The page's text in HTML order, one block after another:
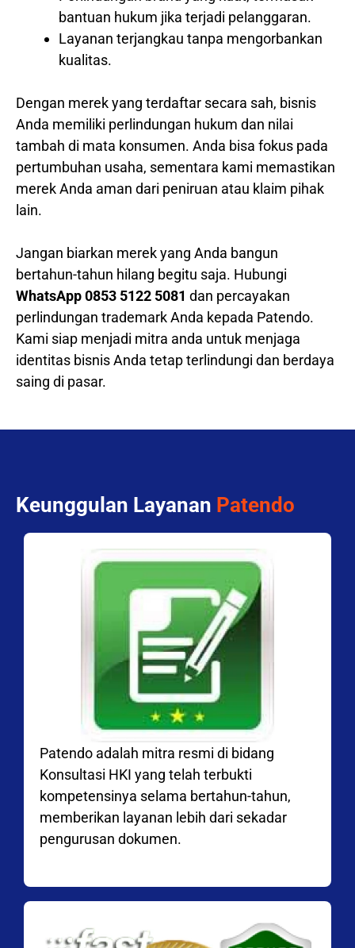
bantuan hukum jika terjadi pelanggaran.
Layanan terjangkau tanpa mengorbankan
kualitas.
Dengan merek yang terdaftar secara sah, bisnis
Anda memiliki perlindungan hukum dan nilai
tambah di mata konsumen. Anda bisa fokus pada
pertumbuhan usaha, sementara kami memastikan
merek Anda aman dari peniruan atau klaim pihak
lain.
Jangan biarkan merek yang Anda bangun
bertahun-tahun hilang begitu saja. Hubungi
WhatsApp 0853 5122 5081 dan percayakan
perlindungan trademark Anda kepada Patendo.
Kami siap menjadi mitra anda untuk menjaga
identitas bisnis Anda tetap terlindungi dan berdaya
saing di pasar.
Keunggulan Layanan Patendo
Patendo adalah mitra resmi di bidang
Konsultasi HKI yang telah terbukti
kompetensinya selama bertahun-tahun,
memberikan layanan lebih dari sekadar
pengurusan dokumen.